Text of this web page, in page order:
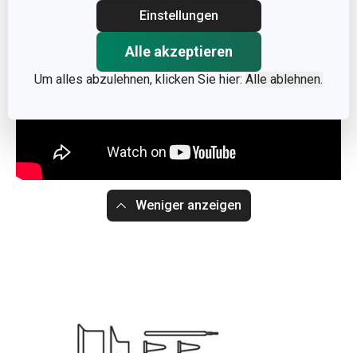
Einstellungen
Alle akzeptieren
Um alles abzulehnen, klicken Sie hier: Alle ablehnen.
Weniger anzeigen